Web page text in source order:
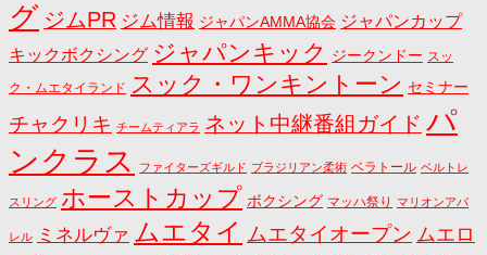
グ ジムPR ジム情報 ジャパンAMMA協会 ジャパンカップ
キックボクシング ジャパンキック ジークンドー スッ
ク・ムエタイランド スック・ワンキントーン セミナー
チャクリキ チームティアラ ネット中継番組ガイド パ
ンクラス
ファイターズギルド ブラジリアン柔術 ベラトール ベルトレ
スリング ホーストカップ ボクシング マッハ祭り マリオンアパ
レル ミネルヴァ ムエタイ ムエタイオープン ムエロ